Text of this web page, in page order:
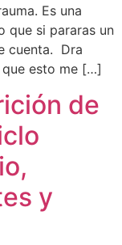
Es una
que si pararas un
cuenta. Dra
que esto me […]
de
y